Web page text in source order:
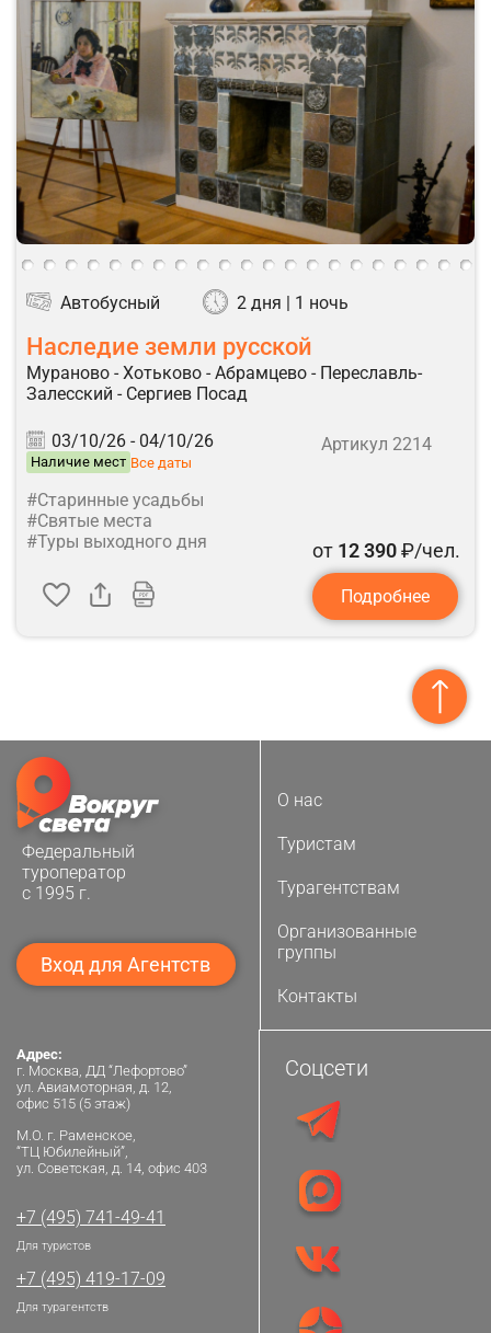
Автобусный 2 дня | 1 ночь
Наследие земли русской
Мураново - Хотьково - Абрамцево - Переславль-
Залесский - Сергиев Посад
03/10/26 - 04/10/26
Наличие мест Все даты
Артикул 2214
#Старинные усадьбы
#Святые места
#Туры выходного дня
от 12 390₽/чел.
Подробнее
Федеральный
туроператор
с 1995 г.
Вход для Агентств
О нас
Туристам
Турагентствам
Организованные
группы
Контакты
Адрес:
г. Москва, ДД “Лефортово”
ул. Авиамоторная, д. 12,
офис 515 (5 этаж)
М.О. г. Раменское,
“ТЦ Юбилейный”,
ул. Советская, д. 14, офис 403
+7 (495) 741-49-41
Для туристов
+7 (495) 419-17-09
Для турагентств
Соцсети